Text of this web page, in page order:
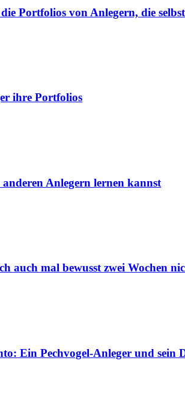
Portfolios von Anlegern, die
ihre Portfolios
Anlegern lernen kannst
auch mal bewusst zwei Wochen
Ein Pechvogel-Anleger und sein